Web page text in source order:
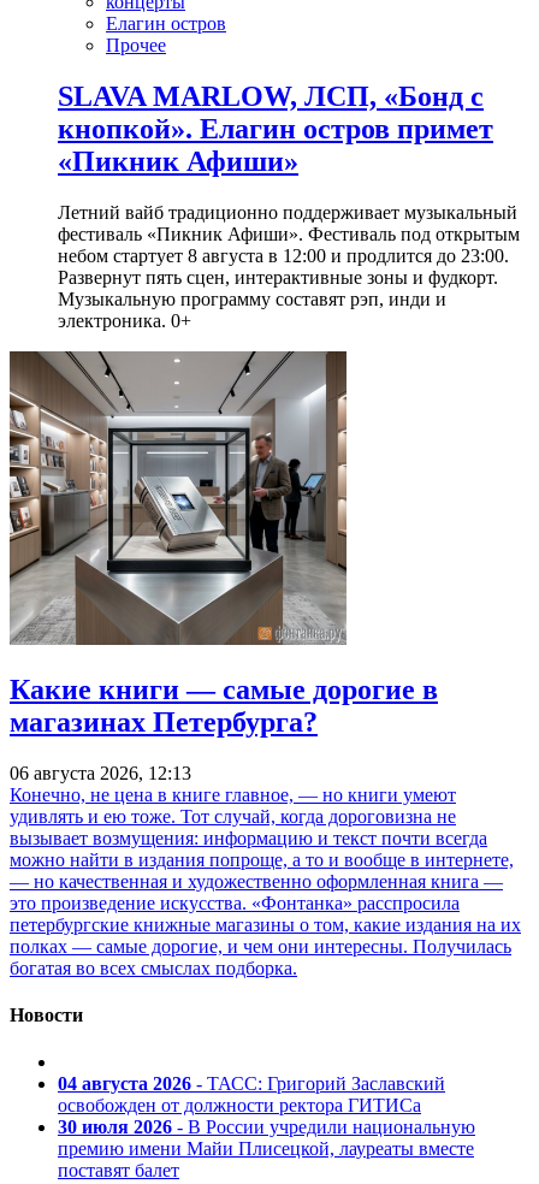
Елагин остров
Прочее
SLAVA MARLOW, ЛСП, «Бонд с
кнопкой». Елагин остров примет
«Пикник Афиши»
Летний вайб традиционно поддерживает музыкальный
фестиваль «Пикник Афиши». Фестиваль под открытым
небом стартует 8 августа в 12:00 и продлится до 23:00.
Развернут пять сцен, интерактивные зоны и фудкорт.
Музыкальную программу составят рэп, инди и
электроника. 0+
Какие книги — самые дорогие в
магазинах Петербурга?
06 августа 2026, 12:13
Конечно, не цена в книге главное, — но книги умеют
удивлять и ею тоже. Тот случай, когда дороговизна не
вызывает возмущения: информацию и текст почти всегда
можно найти в издания попроще, а то и вообще в интернете,
— но качественная и художественно оформленная книга —
это произведение искусства. «Фонтанка» расспросила
петербургские книжные магазины о том, какие издания на их
полках — самые дорогие, и чем они интересны. Получилась
богатая во всех смыслах подборка.
Новости
04 августа 2026 - ТАСС: Григорий Заславский
освобожден от должности ректора ГИТИСа
30 июля 2026 - В России учредили национальную
премию имени Майи Плисецкой, лауреаты вместе
поставят балет